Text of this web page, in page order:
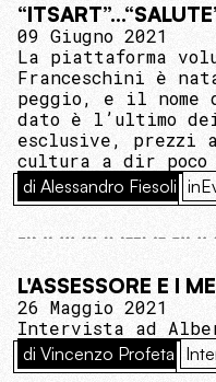
09 Giugno 2021
La piattaforma
Franceschini è
peggio, e il nome
dato è l’ultimo
esclusive, prezzi
cultura a dir poco
di Alessandro Fiesoli
L'ASSESSORE E I
26 Maggio 2021
Intervista ad
di Vincenzo Profeta